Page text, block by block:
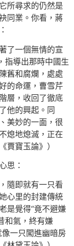
所尋求的仍然是
同業。你看，蔣
了一個無情的宣
指導出那時中國生
舊和腐爛，處處
的命運，曹雪芹
層，收回了徹底
他的興起。同
美妙的一面，很
熄地熄滅，正在
賈寶玉論》）
思：
隨即就有一只看
心里的封建傳統
是覺得“竟不避嫌
和氣，終有嫌
一只闖進幽暗房